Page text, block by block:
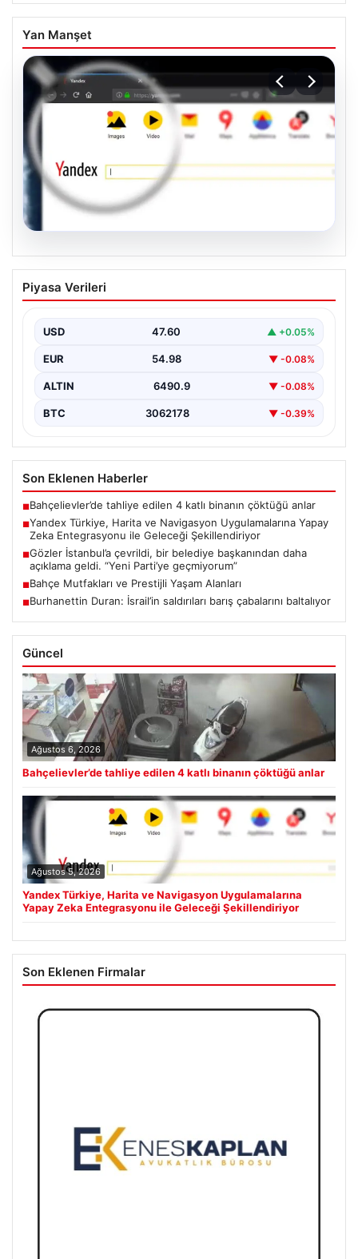
Yan Manşet
05.08.2026
Yandex Türkiye, Harita ve Navigasyon
Uygulamalarına Yapay Zeka
Şekillendiriyor
Yandex Türkiye, teknolojik gelişmeler ışığında önemli
bir adım atarak, en popüler harita ve navigasyon…
Piyasa Verileri
USD 47.60 ▲ +0.05%
EUR 54.98 ▼ -0.08%
ALTIN 6490.9 ▼ -0.08%
BTC 3062178 ▼ -0.39%
Son Eklenen Haberler
■Bahçelievler’de tahliye edilen 4 katlı binanın çöktüğü anlar
■Yandex Türkiye, Harita ve Navigasyon Uygulamalarına Yapay
Zeka Entegrasyonu ile Geleceği Şekillendiriyor
■Gözler İstanbul’a çevrildi, bir belediye başkanından daha
açıklama geldi. “Yeni Parti’ye geçmiyorum”
■Bahçe Mutfakları ve Prestijli Yaşam Alanları
■Burhanettin Duran: İsrail’in saldırıları barış çabalarını baltalıyor
Güncel
Ağustos 6, 2026
Bahçelievler’de tahliye edilen 4 katlı binanın çöktüğü anlar
Ağustos 5, 2026
Yandex Türkiye, Harita ve Navigasyon Uygulamalarına
Yapay Zeka Entegrasyonu ile Geleceği Şekillendiriyor
Son Eklenen Firmalar